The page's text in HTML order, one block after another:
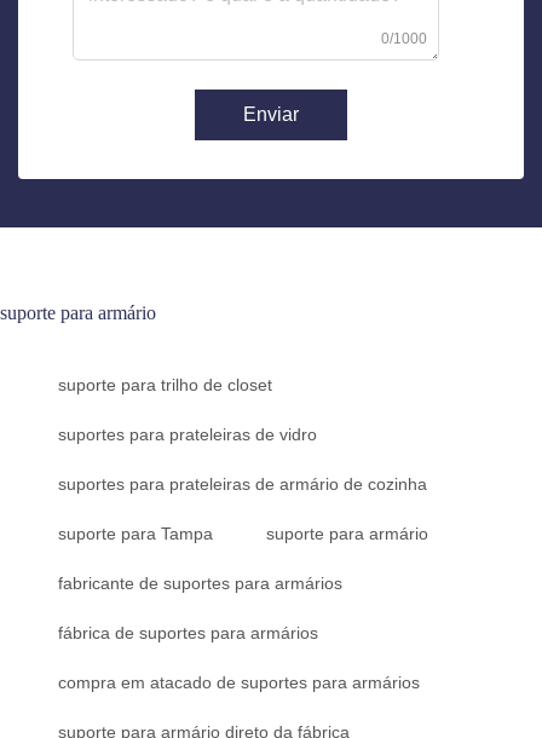
0/1000
Enviar
suporte para armário
suporte para trilho de closet
suportes para prateleiras de vidro
suportes para prateleiras de armário de cozinha
suporte para Tampa suporte para armário
fabricante de suportes para armários
fábrica de suportes para armários
compra em atacado de suportes para armários
suporte para armário direto da fábrica